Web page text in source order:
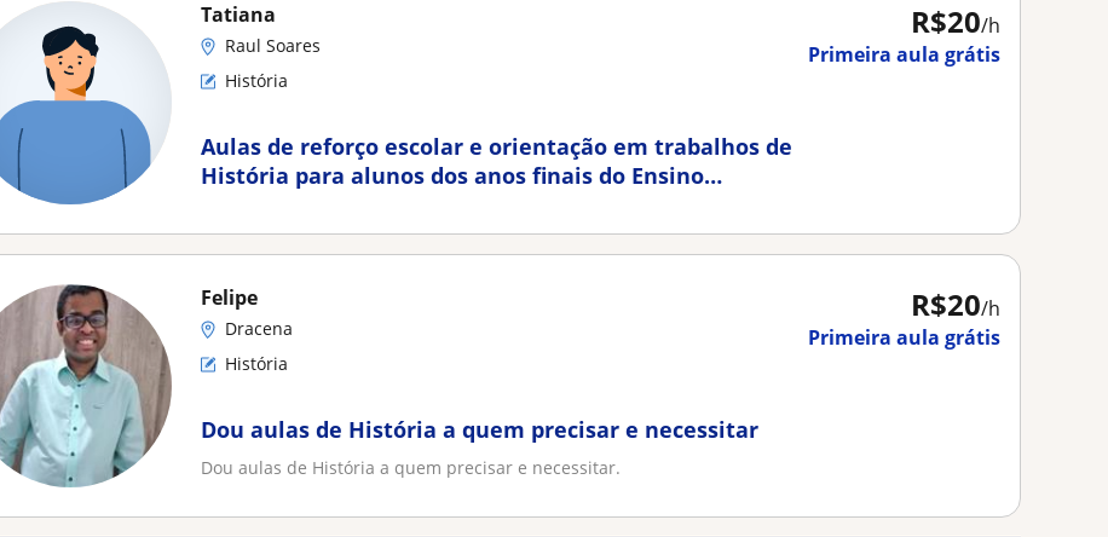
R$20/h
Primeira aula grátis
Tatiana
Raul Soares
História
Aulas de reforço escolar e orientação em trabalhos de
História para alunos dos anos finais do Ensino
R$20/h
Primeira aula grátis
Felipe
Dracena
História
Dou aulas de História a quem precisar e necessitar
Dou aulas de História a quem precisar e necessitar.